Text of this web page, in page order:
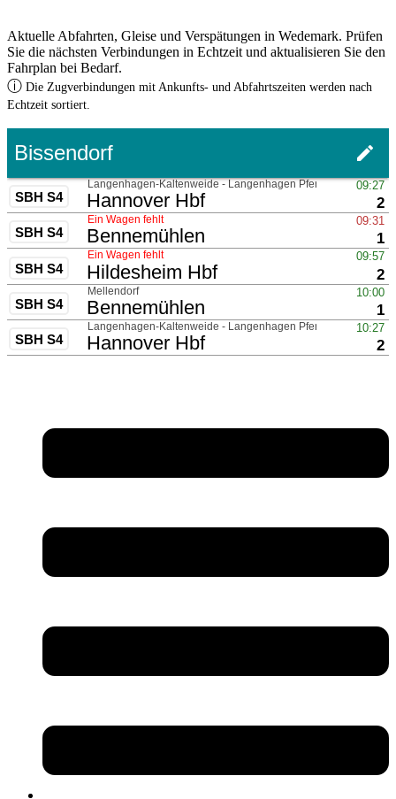
Aktuelle Abfahrten, Gleise und Verspätungen in Wedemark. Prüfen
Sie die nächsten Verbindungen in Echtzeit und aktualisieren Sie den
Fahrplan bei Bedarf.
ⓘ Die Zugverbindungen mit Ankunfts- und Abfahrtszeiten werden nach
Echtzeit sortiert.